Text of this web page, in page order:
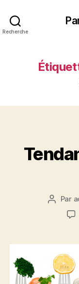
Recherche
Auteur
l’article
Par